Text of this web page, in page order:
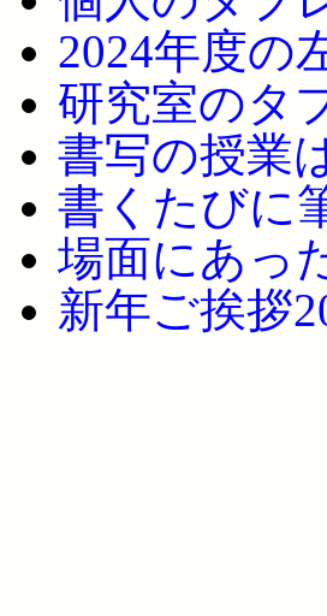
2024年度の
研究室のタ
書写の授業
書くたびに
場面にあっ
新年ご挨拶